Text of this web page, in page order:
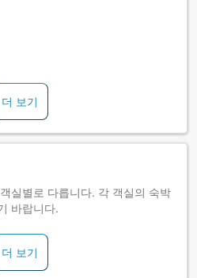
더 보기
실별로 다릅니다. 각 객실의 숙박
바랍니다.
더 보기